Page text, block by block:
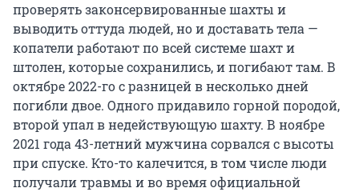
проверять законсервированные шахты и
выводить оттуда людей, но и доставать тела —
копатели работают по всей системе шахт и
штолен, которые сохранились, и погибают там. В
октябре 2022-го с разницей в несколько дней
погибли двое. Одного придавило горной породой,
второй упал в недействующую шахту. В ноябре
2021 года 43-летний мужчина сорвался с высоты
при спуске. Кто-то калечится, в том числе люди
получали травмы и во время официальной